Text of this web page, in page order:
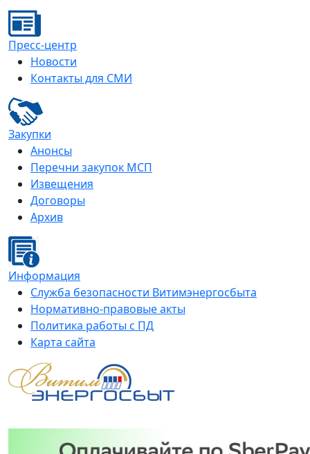
Пресс-центр
Новости
Контакты для СМИ
Закупки
Анонсы
Перечни закупок МСП
Извещения
Договоры
Архив
Информация
Служба безопасности Витимэнергосбыта
Нормативно-правовые акты
Политика работы с ПД
Карта сайта